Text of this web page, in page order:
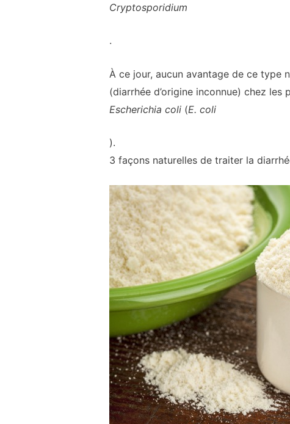
Cryptosporidium
.
À ce jour, aucun avantage de ce type
(diarrhée d’origine inconnue) chez les
Escherichia coli (E. coli
).
3 façons naturelles de traiter la